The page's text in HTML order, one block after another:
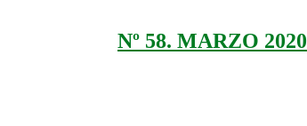
Nº 58. MARZO 2020